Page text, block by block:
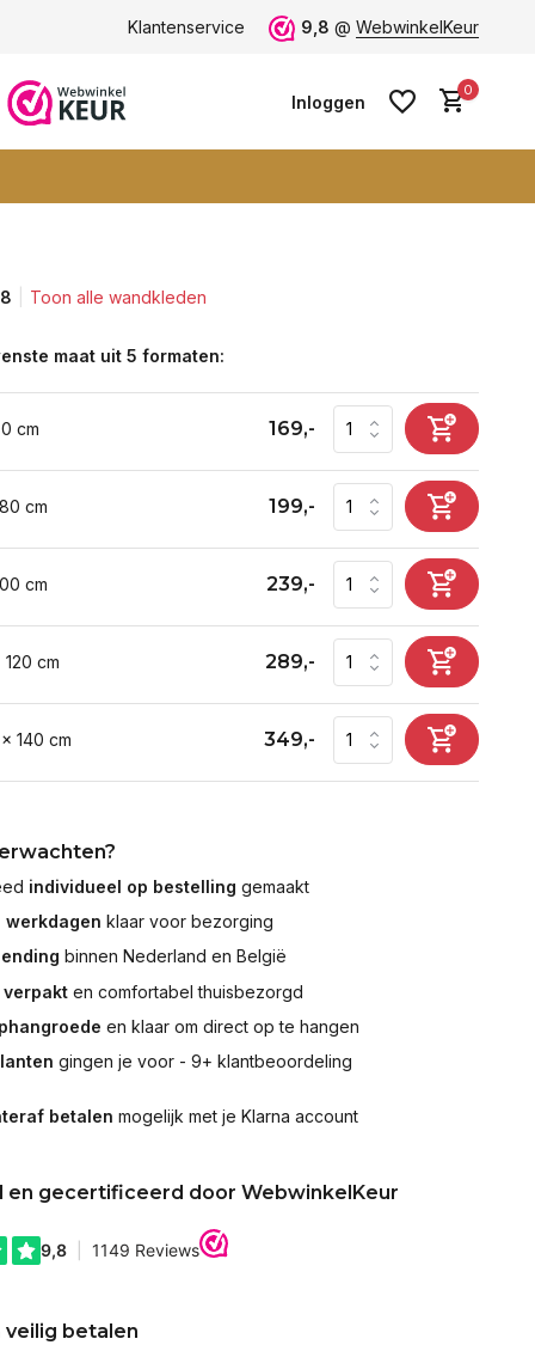
klantbeoordeling 9+ Grootste collectie -ruim 600+
Klantenservice 9,8 @ WebwinkelKeur
Inloggen
0
Toon alle wandkleden
maat uit 5 formaten:
cm 169,-
cm 199,-
cm 239,-
cm 289,-
140 cm 349,-
individueel op bestelling gemaakt
werkdagen klaar voor bezorging
binnen Nederland en België
en comfortabel thuisbezorgd
en klaar om direct op te hangen
gingen je voor - 9+ klantbeoordeling
betalen mogelijk met je Klarna account
en gecertificeerd door WebwinkelKeur
veilig betalen